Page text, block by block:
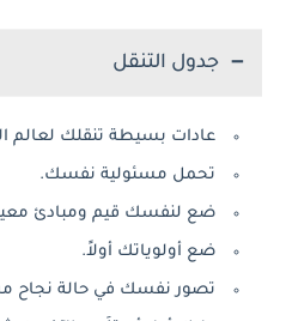
جدول التنقل
عادات بسيطة تنقلك لعالم
تحمل مسئولية نفسك.
ضع لنفسك قيم ومبادئ
ضع أولوياتك أولاً.
تصور نفسك في حالة نجاح